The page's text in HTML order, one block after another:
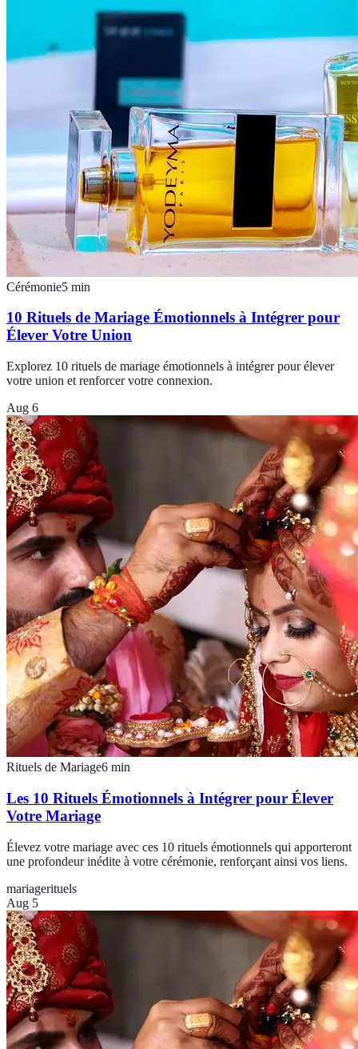
Cérémonie5 min
10 Rituels de Mariage Émotionnels à Intégrer pour
Élever Votre Union
Explorez 10 rituels de mariage émotionnels à intégrer pour élever
votre union et renforcer votre connexion.
Aug 6
Rituels de Mariage6 min
Les 10 Rituels Émotionnels à Intégrer pour Élever
Votre Mariage
Élevez votre mariage avec ces 10 rituels émotionnels qui apporteront
une profondeur inédite à votre cérémonie, renforçant ainsi vos liens.
mariagerituels
Aug 5